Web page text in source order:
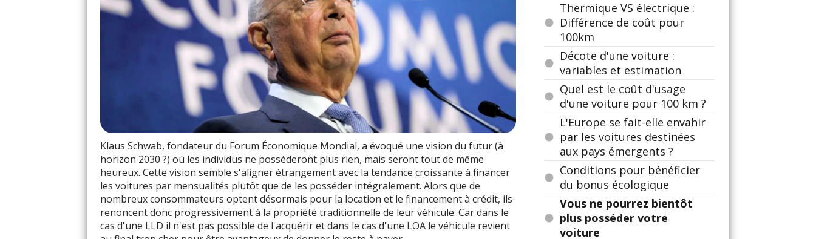
Klaus Schwab, fondateur du Forum Économique Mondial, a évoqué une vision du futur (à
horizon 2030 ?) où les individus ne posséderont plus rien, mais seront tout de même
heureux. Cette vision semble s'aligner étrangement avec la tendance croissante à financer
les voitures par mensualités plutôt que de les posséder intégralement. Alors que de
nombreux consommateurs optent désormais pour la location et le financement à crédit, ils
renoncent donc progressivement à la propriété traditionnelle de leur véhicule. Car dans le
cas d'une LLD il n'est pas possible de l'acquérir et dans le cas d'une LOA le véhicule revient
Thermique VS électrique :
Différence de coût pour
100km
Décote d'une voiture :
variables et estimation
Quel est le coût d'usage
d'une voiture pour 100 km ?
L'Europe se fait-elle envahir
par les voitures destinées
aux pays émergents ?
Conditions pour bénéficier
du bonus écologique
Vous ne pourrez bientôt
plus posséder votre
voiture